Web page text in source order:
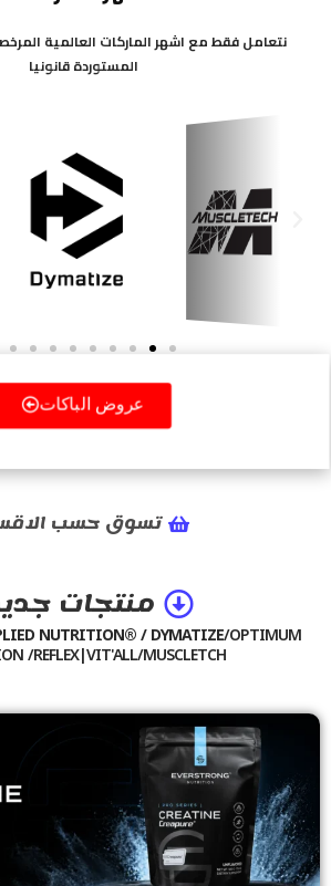
نتعامل فقط مع اشهر الماركات العالمية
المستوردة قانونيا
Previous
عروض الباكات
تسوق حسب
منتجات
NUTRITION® / DYMATIZE/OPTIMUM
/REFLEX|VIT'ALL/MUSCLETCH